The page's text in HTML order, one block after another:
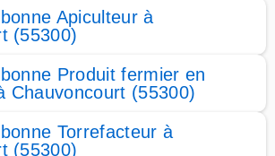
Apiculteur à
(55300)
Produit fermier en
Chauvoncourt (55300)
Torrefacteur à
(55300)